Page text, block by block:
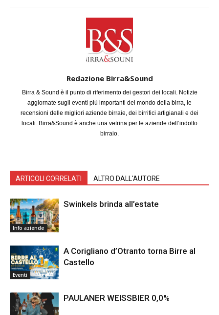
Redazione Birra&Sound
Birra & Sound è il punto di riferimento dei gestori dei locali. Notizie
aggiornate sugli eventi più importanti del mondo della birra, le
recensioni delle migliori aziende birraie, dei birrifici artigianali e dei
locali. Birra&Sound è anche una vetrina per le aziende dell’indotto
birraio.
ARTICOLI CORRELATI ALTRO DALL'AUTORE
Info aziende
Swinkels brinda all’estate
Eventi
A Corigliano d’Otranto torna Birre al
Castello
PAULANER WEISSBIER 0,0%